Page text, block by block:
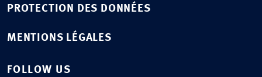
PROTECTION DES DONNÉES
MENTIONS LÉGALES
FOLLOW US